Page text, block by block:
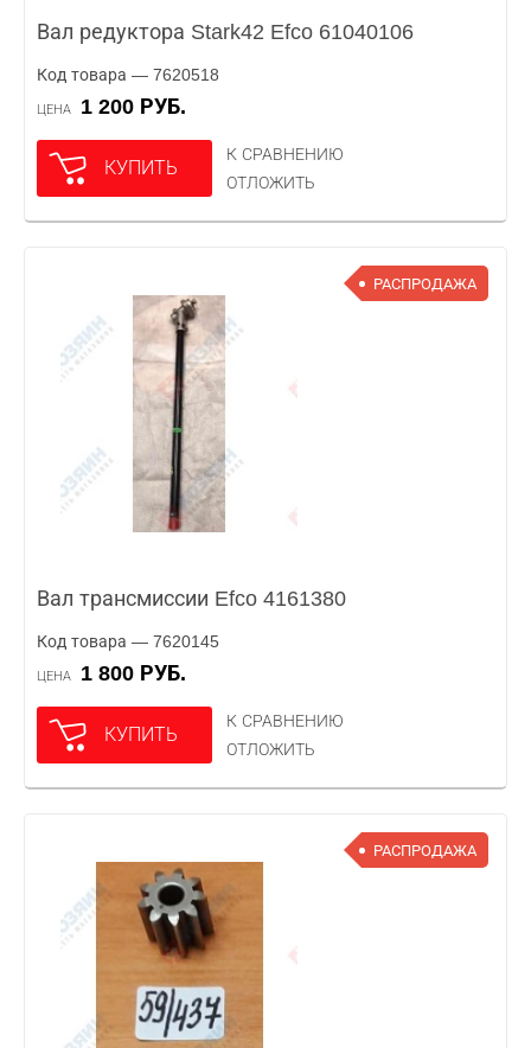
Вал редуктора Stark42 Efco 61040106
Код товара — 7620518
ЦЕНА 1 200 РУБ.
КУПИТЬ
К СРАВНЕНИЮ
ОТЛОЖИТЬ
РАСПРОДАЖА
Вал трансмиссии Efco 4161380
Код товара — 7620145
ЦЕНА 1 800 РУБ.
КУПИТЬ
К СРАВНЕНИЮ
ОТЛОЖИТЬ
РАСПРОДАЖА